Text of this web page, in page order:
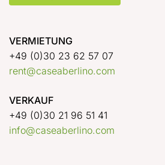
VERMIETUNG
+49 (0)30 23 62 57 07
rent@caseaberlino.com
VERKAUF
+49 (0)30 21 96 51 41
info@caseaberlino.com